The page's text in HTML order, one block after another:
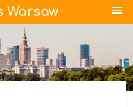
menu